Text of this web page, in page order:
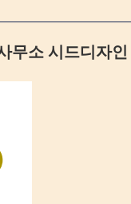
무소 시드디자인